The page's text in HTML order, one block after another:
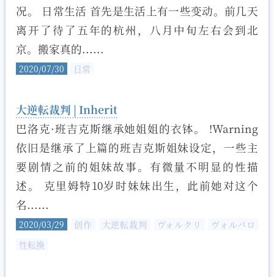
况。 日常生活 首先是生活上有一些变动。前几天
离开了待了五年的杭州，八月中旬左右会到北
京。搬家真的......
2020/07/30 日常
大逆転裁判 | Inherit
巴洛克·班吉克斯继承她姐姐的衣钵。 !Warning
依旧是继承了上篇的班吉克斯姐妹设定，一些主
要剧情之前的姐妹故事。有微量不明显的性描
述。 克里姆特10岁时妹妹出生，此前她对这个
名......
2020/03/29 创作 大逆転裁判 ヴォルクリ
ヴォルバロ
性転換